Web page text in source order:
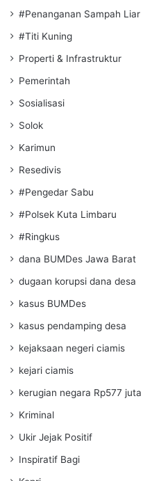
#Penanganan Sampah Liar
#Titi Kuning
Properti & Infrastruktur
Pemerintah
Sosialisasi
Solok
Karimun
Resedivis
#Pengedar Sabu
#Polsek Kuta Limbaru
#Ringkus
dana BUMDes Jawa Barat
dugaan korupsi dana desa
kasus BUMDes
kasus pendamping desa
kejaksaan negeri ciamis
kejari ciamis
kerugian negara Rp577 juta
Kriminal
Ukir Jejak Positif
Inspiratif Bagi